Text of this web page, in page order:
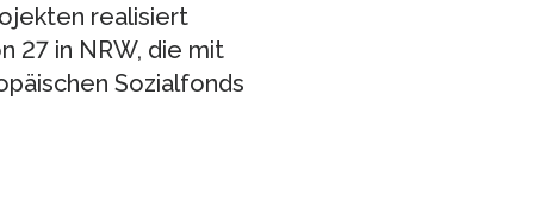
realisiert
27 in NRW, die mit
Sozialfonds